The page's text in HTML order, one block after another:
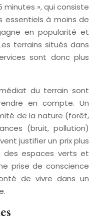
», qui consiste
essentiels à moins de
en popularité et
terrains situés dans
sont donc plus
du terrain sont
en compte. Un
de la nature (forêt,
(bruit, pollution)
justifier un prix plus
des espaces verts et
prise de conscience
de vivre dans un